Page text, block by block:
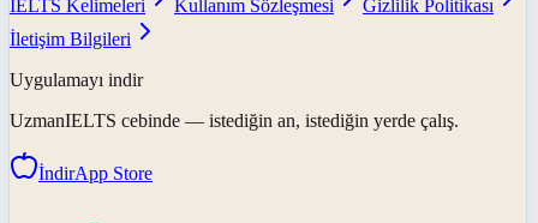
IELTS Kelimeleri
Kullanım Sözleşmesi
Gizlilik Politikası
İletişim Bilgileri
Uygulamayı indir
UzmanIELTS cebinde — istediğin an, istediğin yerde çalış.
İndirApp Store